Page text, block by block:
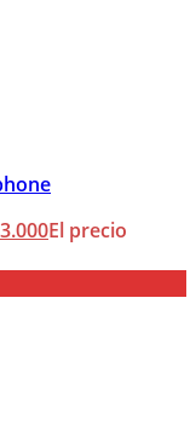
3.000El precio